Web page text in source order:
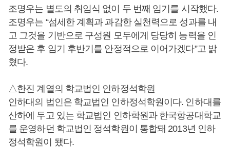
조명우는 별도의 취임식 없이 두 번째 임기를 시작했다.
조명우는 “섬세한 계획과 과감한 실천력으로 성과를 내
고 그것을 기반으로 구성원 모두에게 당당히 능력을 인
정받은 후 임기 후반기를 안정적으로 이어가겠다”고 밝
혔다.
△한진 계열의 학교법인 인하정석학원
인하대의 법인은 학교법인 인하정석학원이다. 인하대를
산하에 두고 있는 학교법인 인하학원과 한국항공대학교
를 운영하던 학교법인 정석학원이 통합돼 2013년 인하
정석학원이 됐다.